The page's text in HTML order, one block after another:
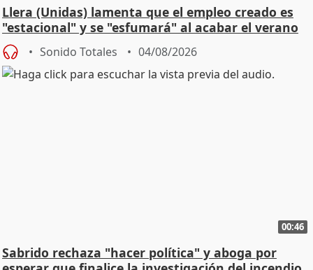
Llera (Unidas) lamenta que el empleo creado es
"estacional" y se "esfumará" al acabar el verano
Sonido Totales 04/08/2026
00:46
Sabrido rechaza "hacer política" y aboga por